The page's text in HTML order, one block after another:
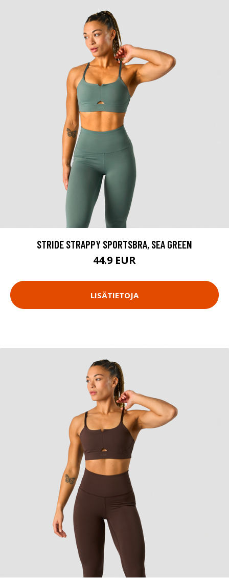
STRIDE STRAPPY SPORTSBRA, SEA GREEN
44.9 EUR
LISÄTIETOJA